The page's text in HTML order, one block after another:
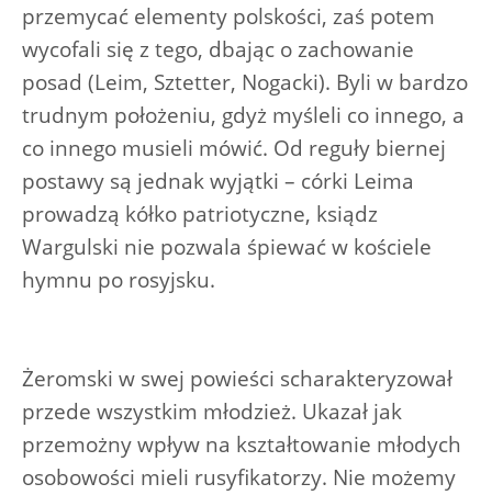
przemycać elementy polskości, zaś potem
wycofali się z tego, dbając o zachowanie
posad (Leim, Sztetter, Nogacki). Byli w bardzo
trudnym położeniu, gdyż myśleli co innego, a
co innego musieli mówić. Od reguły biernej
postawy są jednak wyjątki – córki Leima
prowadzą kółko patriotyczne, ksiądz
Wargulski nie pozwala śpiewać w kościele
hymnu po rosyjsku.
Żeromski w swej powieści scharakteryzował
przede wszystkim młodzież. Ukazał jak
przemożny wpływ na kształtowanie młodych
osobowości mieli rusyfikatorzy. Nie możemy